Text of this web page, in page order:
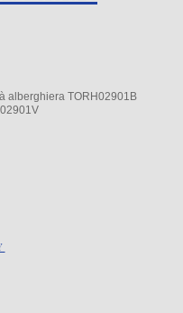
alberghiera TORH02901B